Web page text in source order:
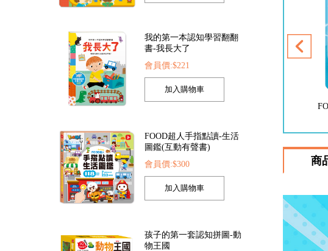
我的第一本認知學習翻翻
書-我長大了
會員價:$221
FOOD超人手指點讀-生活
圖鑑(互動有聲書)
會員價:$300
孩子的第一套認知拼圖-動
物王國
FOOD超人夢幻泡泡槍
商